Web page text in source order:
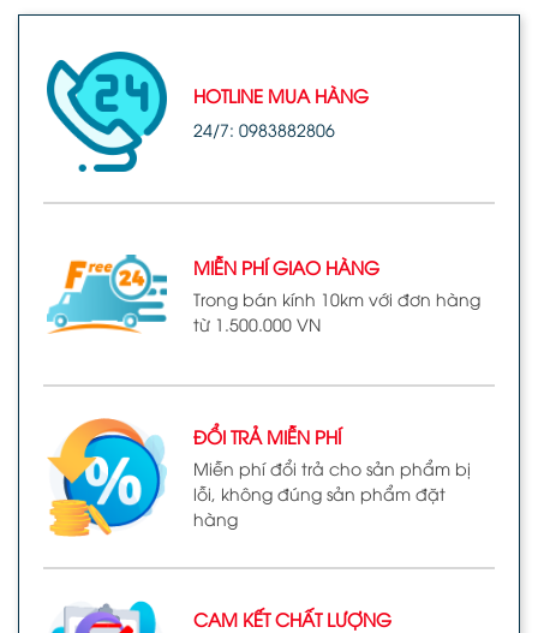
HOTLINE MUA HÀNG
24/7: 0983882806
MIỄN PHÍ GIAO HÀNG
Trong bán kính 10km với đơn hàng
từ 1.500.000 VN
ĐỔI TRẢ MIỄN PHÍ
Miễn phí đổi trả cho sản phẩm bị
lỗi, không đúng sản phẩm đặt
hàng
CAM KẾT CHẤT LƯỢNG